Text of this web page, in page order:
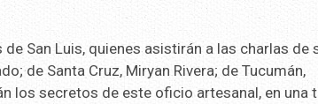
San Luis, quienes asistirán a las charlas de
de Santa Cruz, Miryan Rivera; de Tucumán,
los secretos de este oficio artesanal, en una